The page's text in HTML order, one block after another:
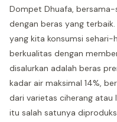
Dompet Dhuafa,
dengan beras yang
yang kita konsumsi sehari-
berkualitas dengan
disalurkan adalah beras
kadar air maksimal 14%,
dari varietas ciherang atau
itu salah satunya